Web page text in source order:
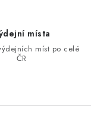
místa
míst po celé
ČR